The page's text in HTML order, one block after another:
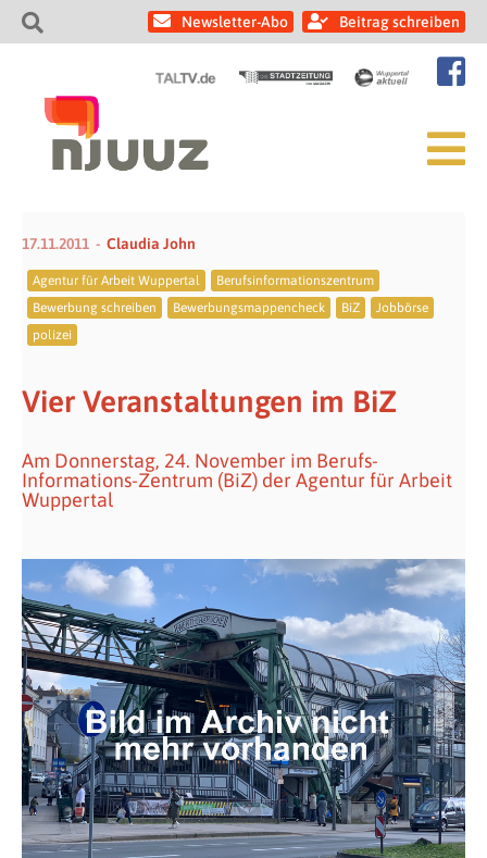
Newsletter-Abo Beitrag schreiben
17.11.2011 Claudia John
Agentur für Arbeit Wuppertal
Berufsinformationszentrum
Bewerbung schreiben
Bewerbungsmappencheck BiZ
Jobbörse
polizei
Vier Veranstaltungen im BiZ
Am Donnerstag, 24. November im Berufs-
Informations-Zentrum (BiZ) der Agentur für Arbeit
Wuppertal